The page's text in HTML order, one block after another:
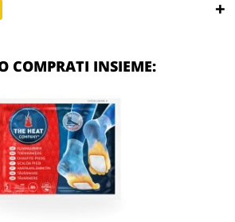
COMPRATI INSIEME: